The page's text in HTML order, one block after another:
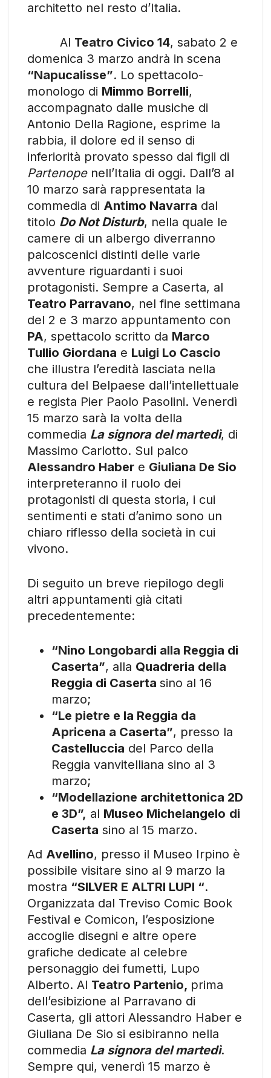
architetto nel resto d’Italia.
Al Teatro Civico 14, sabato 2 e
domenica 3 marzo andrà in scena
“Napucalisse”. Lo spettacolo-
monologo di Mimmo Borrelli,
accompagnato dalle musiche di
Antonio Della Ragione, esprime la
rabbia, il dolore ed il senso di
inferiorità provato spesso dai figli di
Partenopenell’Italia di oggi. Dall’8 al
10 marzo sarà rappresentata la
commedia di Antimo Navarra dal
titolo Do Not Disturb, nella quale le
camere di un albergo diverranno
palcoscenici distinti delle varie
avventure riguardanti i suoi
protagonisti. Sempre a Caserta, al
Teatro Parravano, nel fine settimana
del 2 e 3 marzo appuntamento con
PA, spettacolo scritto da Marco
Tullio Giordana e Luigi Lo Cascio
che illustra l’eredità lasciata nella
cultura del Belpaese dall’intellettuale
e regista Pier Paolo Pasolini. Venerdì
15 marzo sarà la volta della
commedia La signora del martedì, di
Massimo Carlotto. Sul palco
Alessandro Haber e Giuliana De Sio
interpreteranno il ruolo dei
protagonisti di questa storia, i cui
sentimenti e stati d’animo sono un
chiaro riflesso della società in cui
vivono.
Di seguito un breve riepilogo degli
altri appuntamenti già citati
precedentemente:
“Nino Longobardi alla Reggia di
Caserta”, alla Quadreria della
Reggia di Caserta sino al 16
marzo;
“Le pietre e la Reggia da
Apricena a Caserta”, presso la
Castelluccia del Parco della
Reggia vanvitelliana sino al 3
marzo;
“Modellazione architettonica 2D
e 3D”, al Museo Michelangelo di
Caserta sino al 15 marzo.
Ad Avellino, presso il Museo Irpino è
possibile visitare sino al 9 marzo la
mostra “SILVER E ALTRI LUPI “.
Organizzata dal Treviso Comic Book
Festival e Comicon, l’esposizione
accoglie disegni e altre opere
grafiche dedicate al celebre
personaggio dei fumetti, Lupo
Alberto. Al Teatro Partenio, prima
dell’esibizione al Parravano di
Caserta, gli attori Alessandro Haber e
Giuliana De Sio si esibiranno nella
commedia La signora del martedì.
Sempre qui, venerdì 15 marzo è